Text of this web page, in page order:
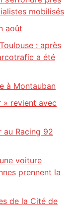
mobilisés
août
: après
a été
à Montauban
» revient avec
au Racing 92
voiture
prennent la
de la Cité de